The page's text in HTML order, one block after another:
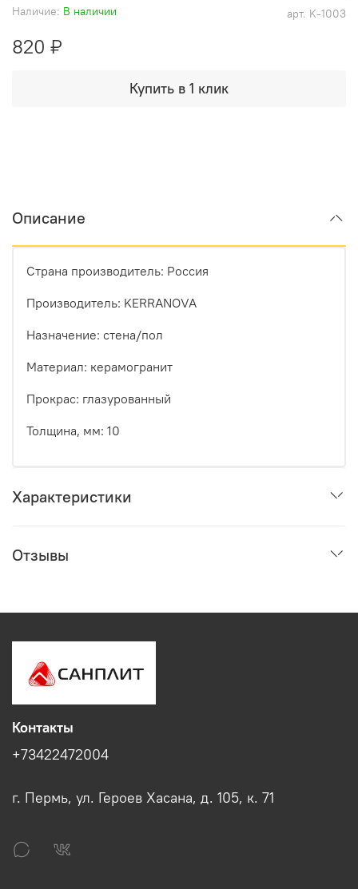
арт. K-1003
Наличие: В наличии
820 ₽
Купить в 1 клик
Описание
Страна производитель: Россия
Производитель: KERRANOVA
Назначение: стена/пол
Материал: керамогранит
Прокрас: глазурованный
Толщина, мм: 10
Характеристики
Отзывы
Контакты
+73422472004
г. Пермь, ул. Героев Хасана, д. 105, к. 71